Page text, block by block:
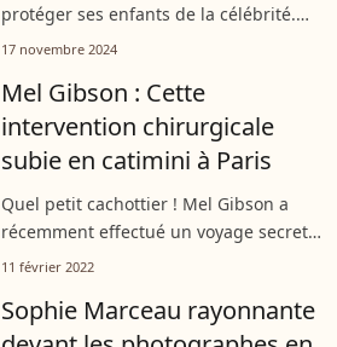
protéger ses enfants de la célébrité.
Vincent et Juliette, fruits de ses
Żuławski et le producteur Jim Lemley,...
17 novembre 2024
Mel Gibson : Cette
intervention chirurgicale
subie en catimini à Paris
Quel petit cachottier ! Mel Gibson a
récemment effectué un voyage secret à
Paris. Après un premier séjour pour un
américain était cette fois-ci...
11 février 2022
Sophie Marceau rayonnante